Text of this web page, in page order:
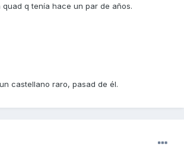
q tenía hace un par de años.
castellano raro, pasad de él.